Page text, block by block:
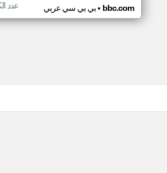
بي بي سي عربي• bbc.com عدد